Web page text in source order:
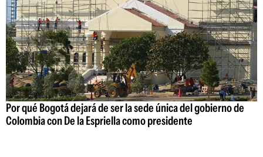
Por qué Bogotá dejará de ser la sede única del gobierno de
Colombia con De la Espriella como presidente